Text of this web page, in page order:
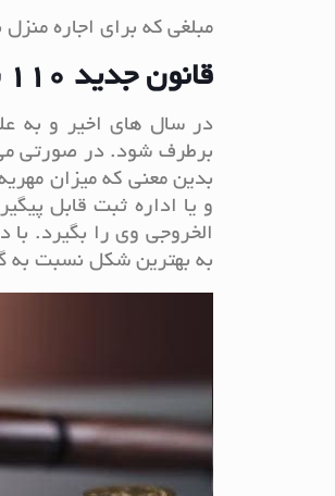
مبلغی که برای اجاره
قانون جدید 110 سکه
در سال های اخیر و به
بدین معنی که میزان
و یا اداره ثبت قابل
الخروجی وی را بگیرد.
به بهترین شکل نسبت به